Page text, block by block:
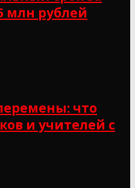
млн рублей
что
и учителей с